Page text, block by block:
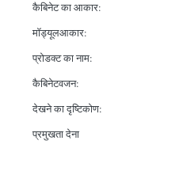
कैबिनेट का आकार:
मॉड्यूलआकार:
प्रोडक्ट का नाम:
कैबिनेटवजन:
देखने का दृष्टिकोण:
प्रमुखता देना